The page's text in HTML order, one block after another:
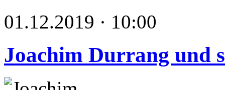
01.12.2019 · 10:00
Joachim Durrang und